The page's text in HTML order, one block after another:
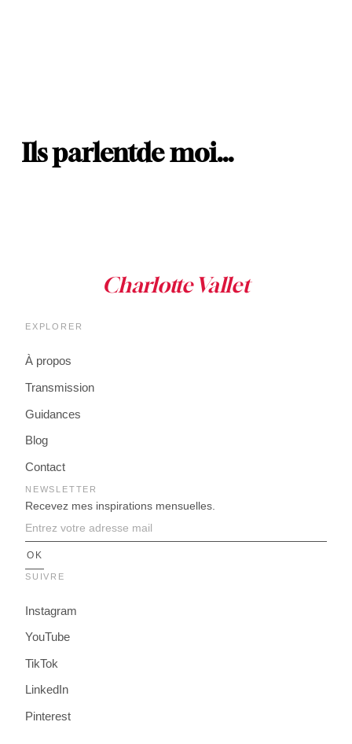
Ils parlentde moi…
EXPLORER
À propos
Transmission
Guidances
Blog
Contact
NEWSLETTER
Recevez mes inspirations mensuelles.
SUIVRE
Instagram
YouTube
TikTok
LinkedIn
Pinterest